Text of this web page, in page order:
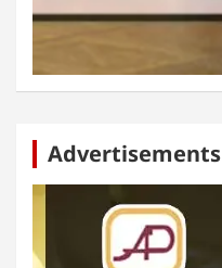
Advertisements